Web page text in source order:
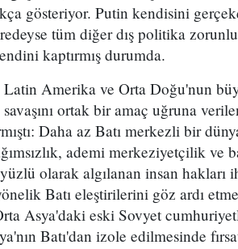
gösteriyor. Putin kendisini
tüm diğer dış politika
kaptırmış durumda.
Amerika ve Orta Doğu'nun
ortak bir amaç uğruna
Daha az Batı merkezli bir
ademi merkeziyetçilik ve
olarak algılanan insan
Batı eleştirilerini göz ardı
Asya'daki eski Sovyet
Batı'dan izole edilmesinde